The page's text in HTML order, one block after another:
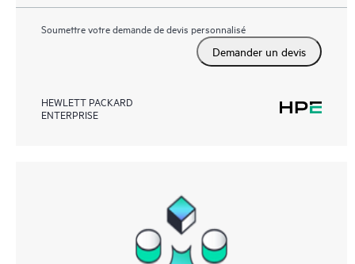
Soumettre votre demande de devis personnalisé
Demander un devis
HEWLETT PACKARD
ENTERPRISE